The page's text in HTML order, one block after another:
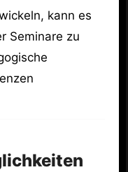
kann es
Seminare zu